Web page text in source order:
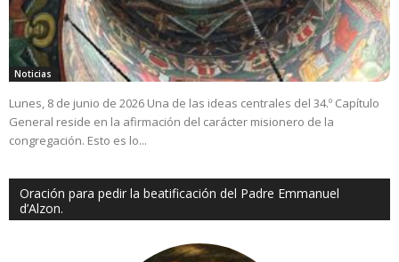
Noticias
Lunes, 8 de junio de 2026 Una de las ideas centrales del 34.º Capítulo
General reside en la afirmación del carácter misionero de la
congregación. Esto es lo...
Oración para pedir la beatificación del Padre Emmanuel
d’Alzon.